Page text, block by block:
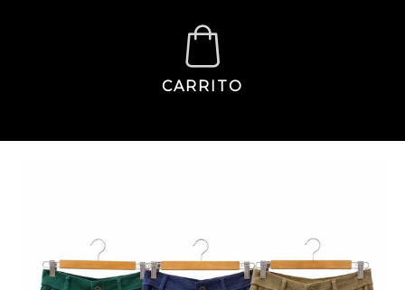
CARRITO